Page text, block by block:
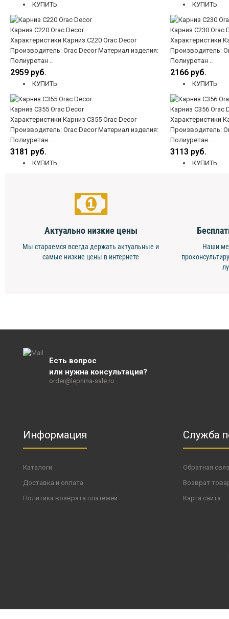
КУПИТЬ КУПИТЬ
Карниз C220 Orac Decor
Характеристики Карниз C220 Orac Decor
Производитель: Orac Decor Материал изделия:
Полиуретан ..
2959 руб.
КУПИТЬ
Карниз C230 Orac
Характеристики
Производитель:
Полиуретан ..
2166 руб.
КУПИТЬ
Карниз C355 Orac Decor
Характеристики Карниз C355 Orac Decor
Производитель: Orac Decor Материал изделия:
Полиуретан ..
3181 руб.
КУПИТЬ
Карниз C356 Orac
Характеристики
Производитель:
Полиуретан ..
3113 руб.
КУПИТЬ
Актуально низкие цены
Мы стараемся всегда держать актуальные и
самые низкие цены в интернете
Наши
Есть вопрос
или нужна консультация?
order@lepnina-sale.ru
Информация
Каталоги
Доставка и оплата
Политика возврата платежей
Служба
Обратная
Возврат
Карта сайта